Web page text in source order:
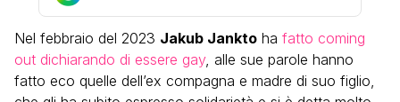
Nel febbraio del 2023 Jakub Jankto ha fatto coming
out dichiarando di essere gay, alle sue parole hanno
fatto eco quelle dell’ex compagna e madre di suo figlio,